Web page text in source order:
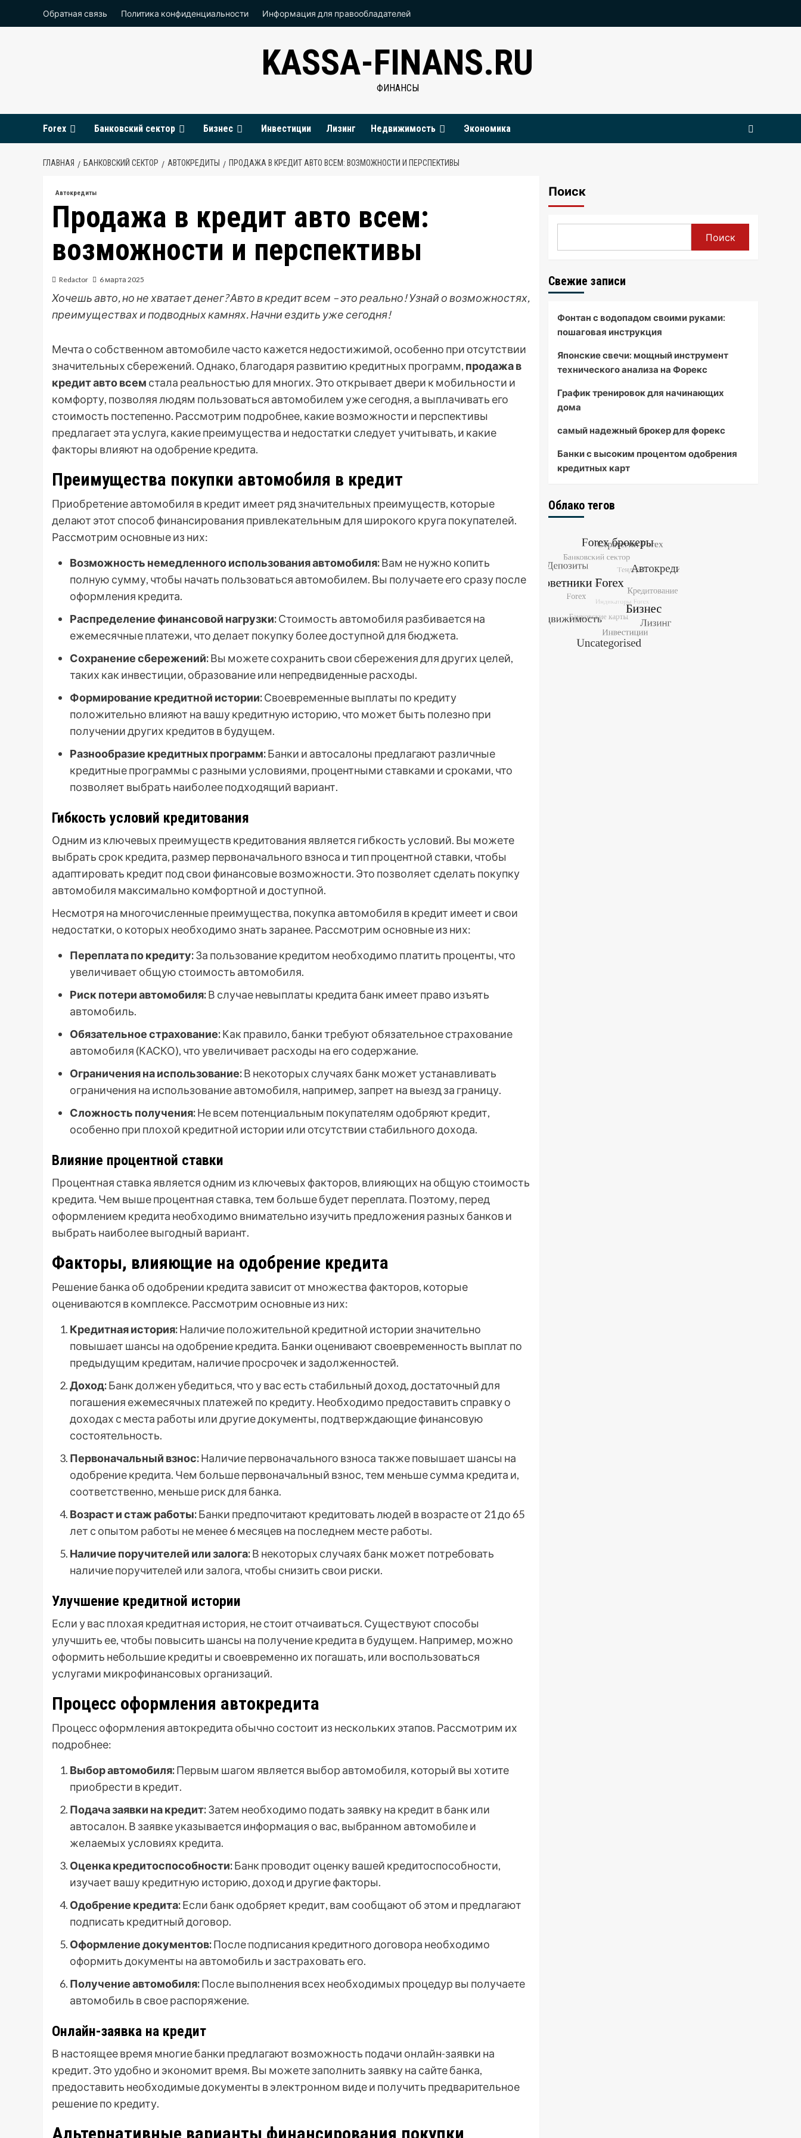
Обратная связь Политика конфиденциальности Информация для правообладателей
KASSA-FINANS.RU
ФИНАНСЫ
Forex Банковский сектор Бизнес Инвестиции Лизинг Недвижимость Экономика
ГЛАВНАЯ БАНКОВСКИЙ СЕКТОР АВТОКРЕДИТЫ ПРОДАЖА В КРЕДИТ АВТО ВСЕМ: ВОЗМОЖНОСТИ И ПЕРСПЕКТИВЫ
Автокредиты
Продажа в кредит авто всем:
возможности и перспективы
Redactor 6 марта 2025
Хочешь авто, но не хватает денег? Авто в кредит всем – это реально! Узнай о возможностях,
преимуществах и подводных камнях. Начни ездить уже сегодня!
Мечта о собственном автомобиле часто кажется недостижимой, особенно при отсутствии
значительных сбережений. Однако, благодаря развитию кредитных программ, продажа в
кредит авто всем стала реальностью для многих. Это открывает двери к мобильности и
комфорту, позволяя людям пользоваться автомобилем уже сегодня, а выплачивать его
стоимость постепенно. Рассмотрим подробнее, какие возможности и перспективы
предлагает эта услуга, какие преимущества и недостатки следует учитывать, и какие
факторы влияют на одобрение кредита.
Преимущества покупки автомобиля в кредит
Приобретение автомобиля в кредит имеет ряд значительных преимуществ, которые
делают этот способ финансирования привлекательным для широкого круга покупателей.
Рассмотрим основные из них:
Возможность немедленного использования автомобиля:Вам не нужно копить
полную сумму, чтобы начать пользоваться автомобилем. Вы получаете его сразу после
оформления кредита.
Распределение финансовой нагрузки:Стоимость автомобиля разбивается на
ежемесячные платежи, что делает покупку более доступной для бюджета.
Сохранение сбережений:Вы можете сохранить свои сбережения для других целей,
таких как инвестиции, образование или непредвиденные расходы.
Формирование кредитной истории:Своевременные выплаты по кредиту
положительно влияют на вашу кредитную историю, что может быть полезно при
получении других кредитов в будущем.
Разнообразие кредитных программ:Банки и автосалоны предлагают различные
кредитные программы с разными условиями, процентными ставками и сроками, что
позволяет выбрать наиболее подходящий вариант.
Гибкость условий кредитования
Одним из ключевых преимуществ кредитования является гибкость условий. Вы можете
выбрать срок кредита, размер первоначального взноса и тип процентной ставки, чтобы
адаптировать кредит под свои финансовые возможности. Это позволяет сделать покупку
автомобиля максимально комфортной и доступной.
Несмотря на многочисленные преимущества, покупка автомобиля в кредит имеет и свои
недостатки, о которых необходимо знать заранее. Рассмотрим основные из них:
Переплата по кредиту:За пользование кредитом необходимо платить проценты, что
увеличивает общую стоимость автомобиля.
Риск потери автомобиля:В случае невыплаты кредита банк имеет право изъять
автомобиль.
Обязательное страхование:Как правило, банки требуют обязательное страхование
автомобиля (КАСКО), что увеличивает расходы на его содержание.
Ограничения на использование:В некоторых случаях банк может устанавливать
ограничения на использование автомобиля, например, запрет на выезд за границу.
Сложность получения:Не всем потенциальным покупателям одобряют кредит,
особенно при плохой кредитной истории или отсутствии стабильного дохода.
Влияние процентной ставки
Процентная ставка является одним из ключевых факторов, влияющих на общую стоимость
кредита. Чем выше процентная ставка, тем больше будет переплата. Поэтому, перед
оформлением кредита необходимо внимательно изучить предложения разных банков и
выбрать наиболее выгодный вариант.
Факторы, влияющие на одобрение кредита
Решение банка об одобрении кредита зависит от множества факторов, которые
оцениваются в комплексе. Рассмотрим основные из них:
Кредитная история:Наличие положительной кредитной истории значительно
повышает шансы на одобрение кредита. Банки оценивают своевременность выплат по
предыдущим кредитам, наличие просрочек и задолженностей.
Доход:Банк должен убедиться, что у вас есть стабильный доход, достаточный для
погашения ежемесячных платежей по кредиту. Необходимо предоставить справку о
доходах с места работы или другие документы, подтверждающие финансовую
состоятельность.
Первоначальный взнос:Наличие первоначального взноса также повышает шансы на
одобрение кредита. Чем больше первоначальный взнос, тем меньше сумма кредита и,
соответственно, меньше риск для банка.
Возраст и стаж работы:Банки предпочитают кредитовать людей в возрасте от 21 до 65
лет с опытом работы не менее 6 месяцев на последнем месте работы.
Наличие поручителей или залога:В некоторых случаях банк может потребовать
наличие поручителей или залога, чтобы снизить свои риски.
Улучшение кредитной истории
Если у вас плохая кредитная история, не стоит отчаиваться. Существуют способы
улучшить ее, чтобы повысить шансы на получение кредита в будущем. Например, можно
оформить небольшие кредиты и своевременно их погашать, или воспользоваться
услугами микрофинансовых организаций.
Процесс оформления автокредита
Процесс оформления автокредита обычно состоит из нескольких этапов. Рассмотрим их
подробнее:
Выбор автомобиля:Первым шагом является выбор автомобиля, который вы хотите
приобрести в кредит.
Подача заявки на кредит:Затем необходимо подать заявку на кредит в банк или
автосалон. В заявке указывается информация о вас, выбранном автомобиле и
желаемых условиях кредита.
Оценка кредитоспособности:Банк проводит оценку вашей кредитоспособности,
изучает вашу кредитную историю, доход и другие факторы.
Одобрение кредита:Если банк одобряет кредит, вам сообщают об этом и предлагают
подписать кредитный договор.
Оформление документов:После подписания кредитного договора необходимо
оформить документы на автомобиль и застраховать его.
Получение автомобиля:После выполнения всех необходимых процедур вы получаете
автомобиль в свое распоряжение.
Онлайн-заявка на кредит
В настоящее время многие банки предлагают возможность подачи онлайн-заявки на
кредит. Это удобно и экономит время. Вы можете заполнить заявку на сайте банка,
предоставить необходимые документы в электронном виде и получить предварительное
решение по кредиту.
Альтернативные варианты финансирования покупки
Поиск
Поиск
Свежие записи
Фонтан с водопадом своими руками:
пошаговая инструкция
Японские свечи: мощный инструмент
технического анализа на Форекс
График тренировок для начинающих
дома
самый надежный брокер для форекс
Банки с высоким процентом одобрения
кредитных карт
Облако тегов